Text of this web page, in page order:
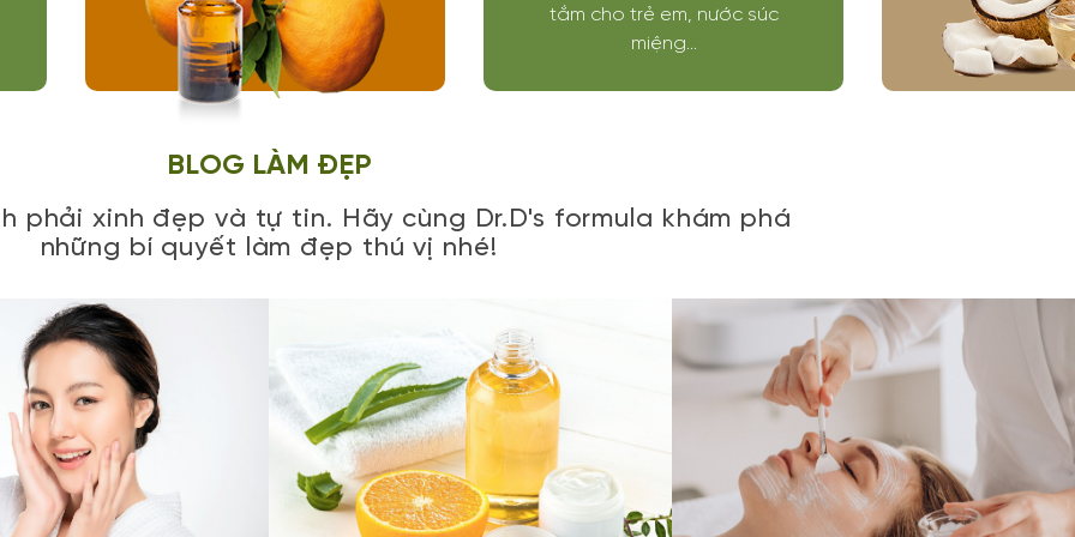
tắm cho trẻ em, nước súc
miệng...
BLOG LÀM ĐẸP
phải xinh đẹp và tự tin. Hãy cùng Dr.D's formula khám phá
những bí quyết làm đẹp thú vị nhé!